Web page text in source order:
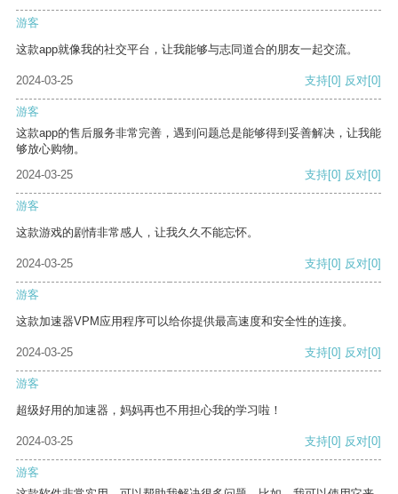
游客
这款app就像我的社交平台，让我能够与志同道合的朋友一起交流。
2024-03-25 支持[0] 反对[0]
游客
这款app的售后服务非常完善，遇到问题总是能够得到妥善解决，让我能
够放心购物。
2024-03-25
支持[0] 反对[0]
游客
这款游戏的剧情非常感人，让我久久不能忘怀。
2024-03-25 支持[0] 反对[0]
游客
这款加速器VPM应用程序可以给你提供最高速度和安全性的连接。
2024-03-25 支持[0] 反对[0]
游客
超级好用的加速器，妈妈再也不用担心我的学习啦！
2024-03-25 支持[0] 反对[0]
游客